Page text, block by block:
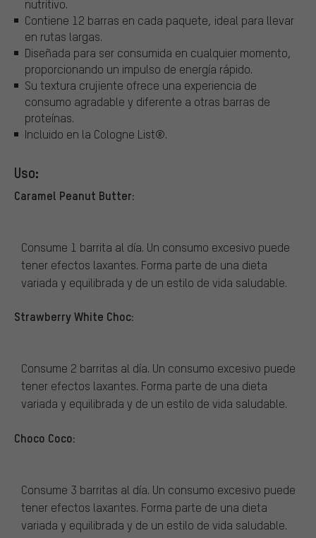
nutritivo.
Contiene 12 barras en cada paquete, ideal para llevar
en rutas largas.
Diseñada para ser consumida en cualquier momento,
proporcionando un impulso de energía rápido.
Su textura crujiente ofrece una experiencia de
consumo agradable y diferente a otras barras de
proteínas.
Incluido en la Cologne List®.
Uso:
Caramel Peanut Butter:
Consume 1 barrita al día. Un consumo excesivo puede
tener efectos laxantes. Forma parte de una dieta
variada y equilibrada y de un estilo de vida saludable.
Strawberry White Choc:
Consume 2 barritas al día. Un consumo excesivo puede
tener efectos laxantes. Forma parte de una dieta
variada y equilibrada y de un estilo de vida saludable.
Choco Coco:
Consume 3 barritas al día. Un consumo excesivo puede
tener efectos laxantes. Forma parte de una dieta
variada y equilibrada y de un estilo de vida saludable.